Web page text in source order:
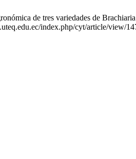
de tres variedades de
index.php/cyt/article/view/